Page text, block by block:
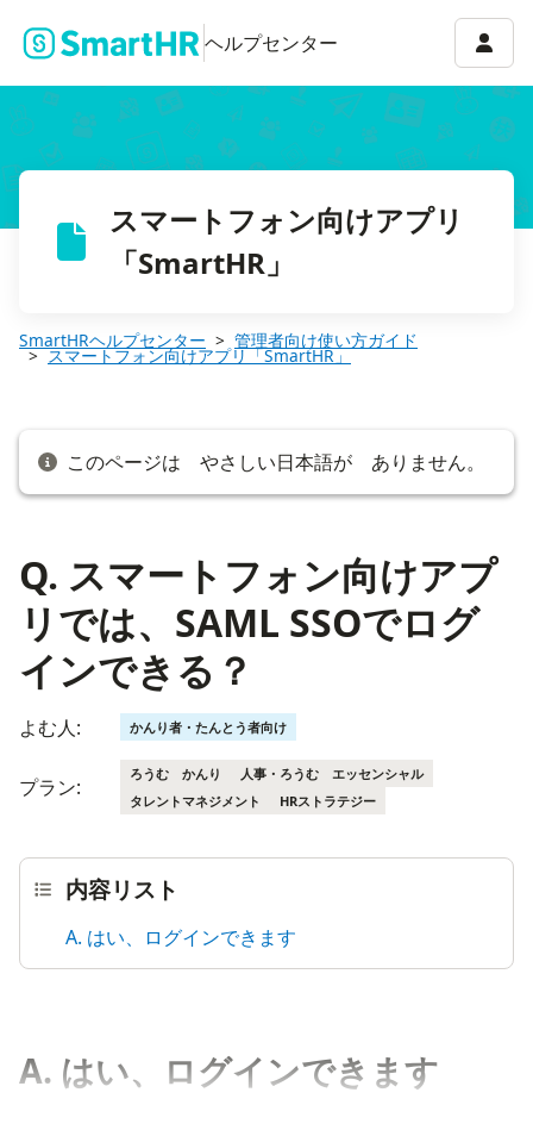
ヘルプセンター アカ
スマートフォン向けアプリ
「SmartHR」
SmartHRヘルプセンター 管理者向け使い方ガイド
スマートフォン向けアプリ「SmartHR」
このページは やさしい日本語が ありません。
Q. スマートフォン向けアプ
リでは、SAML SSOでログ
インできる？
よむ人: かんり者・たんとう者向け
プラン:
ろうむ かんり
人事・ろうむ エッセンシャル
タレントマネジメント
HRストラテジー
内容リスト
A. はい、ログインできます
A. はい、ログインできます